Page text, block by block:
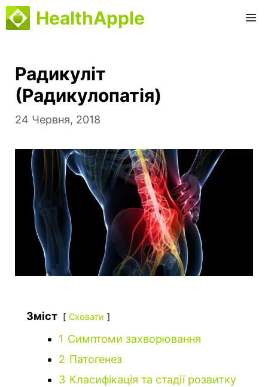
Перейти
до
HealthApple
Радикуліт
(Радикулопатія)
24 Червня, 2018
Зміст Сховати
1 Симптоми захворювання
2 Патогенез
3 Класифікація та стадії розвитку